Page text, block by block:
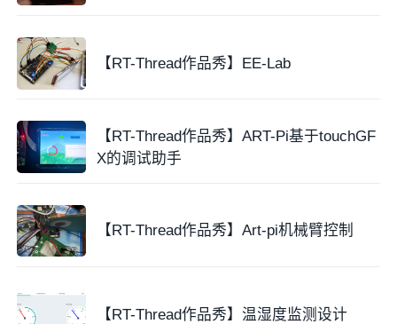
【RT-Thread作品秀】EE-Lab
【RT-Thread作品秀】ART-Pi基于touchGF
X的调试助手
【RT-Thread作品秀】Art-pi机械臂控制
【RT-Thread作品秀】温湿度监测设计